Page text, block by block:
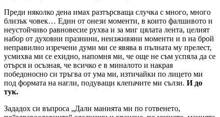
Преди няколко дена имах разтърсваща случка с много, много
близък човек… Един от онези моменти, в които фалшивото и
неустойчиво равновесие рухва и за миг цялата лента, целият
набор от духовни празнини, неизживяни моменти и n на брой
неправилно изречени думи ми се явява в пълната му прелест,
усмихва ми се ехидно, напомня ми, че още не съм успяла да се
отърся и осъзная, че всичко е в миналото и накрая
победоносно си тръгва от ума ми, изтичайки по лицето ми
под формата на нагли, подуващи клепачите ми сълзи. И до
тук.
Зададох си въпроса „Дали манията ми по готвенето,